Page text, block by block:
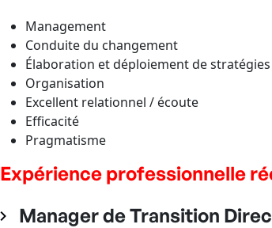
Management
Conduite du changement
Élaboration et déploiement de stratégies
Organisation
Excellent relationnel / écoute
Efficacité
Pragmatisme
Expérience professionnelle
Manager de Transition